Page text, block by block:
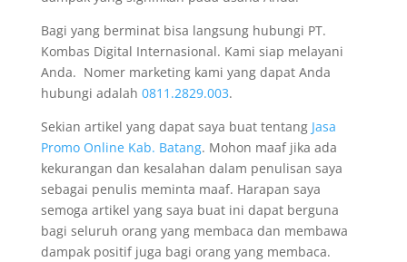
Bagi yang berminat bisa langsung hubungi PT.
Kombas Digital Internasional. Kami siap melayani
Anda. Nomer marketing kami yang dapat Anda
hubungi adalah 0811.2829.003.
Sekian artikel yang dapat saya buat tentang Jasa
Promo Online Kab. Batang. Mohon maaf jika ada
kekurangan dan kesalahan dalam penulisan saya
sebagai penulis meminta maaf. Harapan saya
semoga artikel yang saya buat ini dapat berguna
bagi seluruh orang yang membaca dan membawa
dampak positif juga bagi orang yang membaca.